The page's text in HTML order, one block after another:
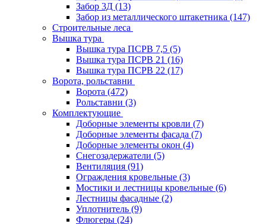
Забор 3Д (13)
Забор из металлического штакетника (147)
Строительные леса
Вышка тура
Вышка тура ПСРВ 7,5 (5)
Вышка тура ПСРВ 21 (16)
Вышка тура ПСРВ 22 (17)
Ворота, рольставни
Ворота (472)
Рольставни (3)
Комплектующие
Доборные элементы кровли (7)
Доборные элементы фасада (7)
Доборные элементы окон (4)
Снегозадержатели (5)
Вентиляция (91)
Ограждения кровельные (3)
Мостики и лестницы кровельные (6)
Лестницы фасадные (2)
Уплотнитель (9)
Флюгеры (24)